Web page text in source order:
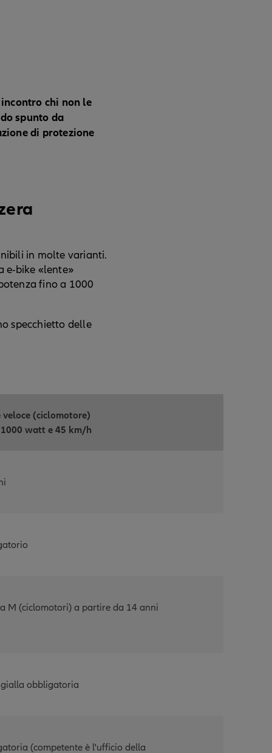
chi non le
spunto da
di protezione
in molte varianti.
e-bike «lente»
fino a 1000
specchietto delle
veloce (ciclomotore)
watt e 45 km/h
M (ciclomotori) a partire da 14 anni
obbligatoria
(competente è l'ufficio della